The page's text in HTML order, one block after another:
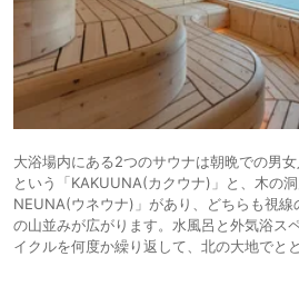
大浴場内にある2つのサウナは朝晩での男
という「KAKUUNA(カクウナ)」と、木の
NEUNA(ウネウナ)」があり、どちらも視
の山並みが広がります。水風呂と外気浴ス
イクルを何度か繰り返して、北の大地でと